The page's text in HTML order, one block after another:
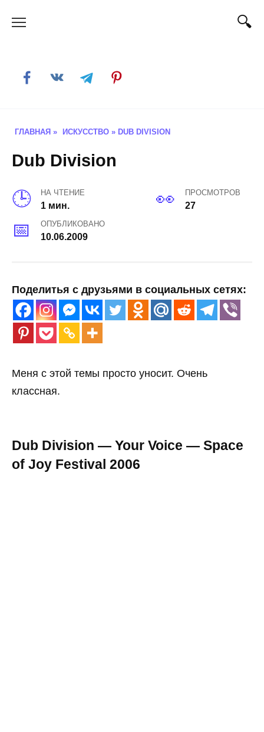
ГЛАВНАЯ » ИСКУССТВО » DUB DIVISION
Dub Division
НА ЧТЕНИЕ
1 мин.
ПРОСМОТРОВ
27
ОПУБЛИКОВАНО
10.06.2009
Поделитья с друзьями в социальных сетях:
Меня с этой темы просто уносит. Очень
классная.
Dub Division — Your Voice — Space
of Joy Festival 2006